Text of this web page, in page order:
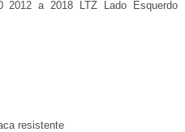
2012 a 2018 LTZ Lado Esquerdo
resistente